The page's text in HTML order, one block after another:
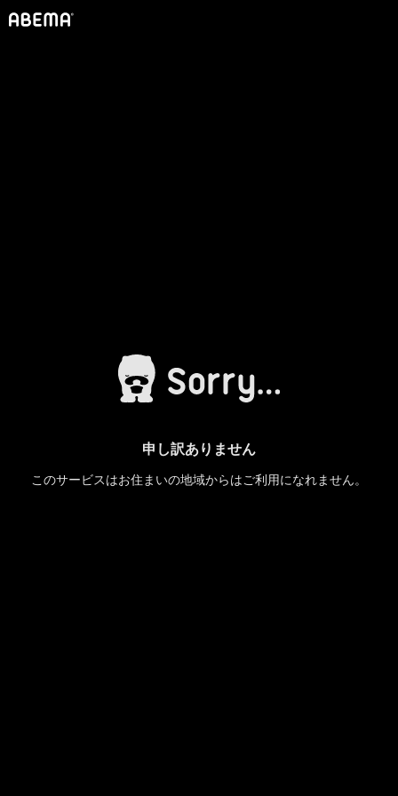
申し訳ありません
このサービスはお住まいの地域からはご利用になれません。